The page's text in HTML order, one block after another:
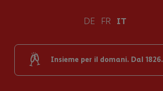
DE FR IT
Insieme per il domani. Dal 1826.